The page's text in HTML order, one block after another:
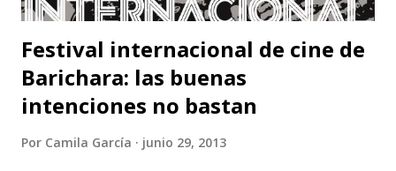
o
Festival internacional de cine de
Barichara: las buenas
intenciones no bastan
Por Camila García junio 29, 2013